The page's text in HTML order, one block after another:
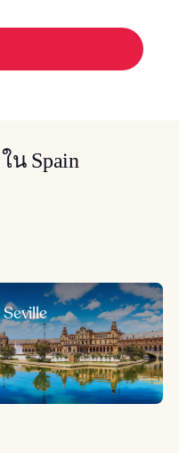
น Spain
Seville